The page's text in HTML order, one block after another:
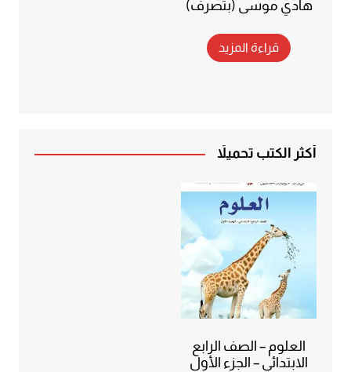
هادي موسى (بتصرف)
قراءة المزيد
أكثر الكتب تحميلاً
العلوم – الصف الرابع
الابتدائي – الجزء الأول